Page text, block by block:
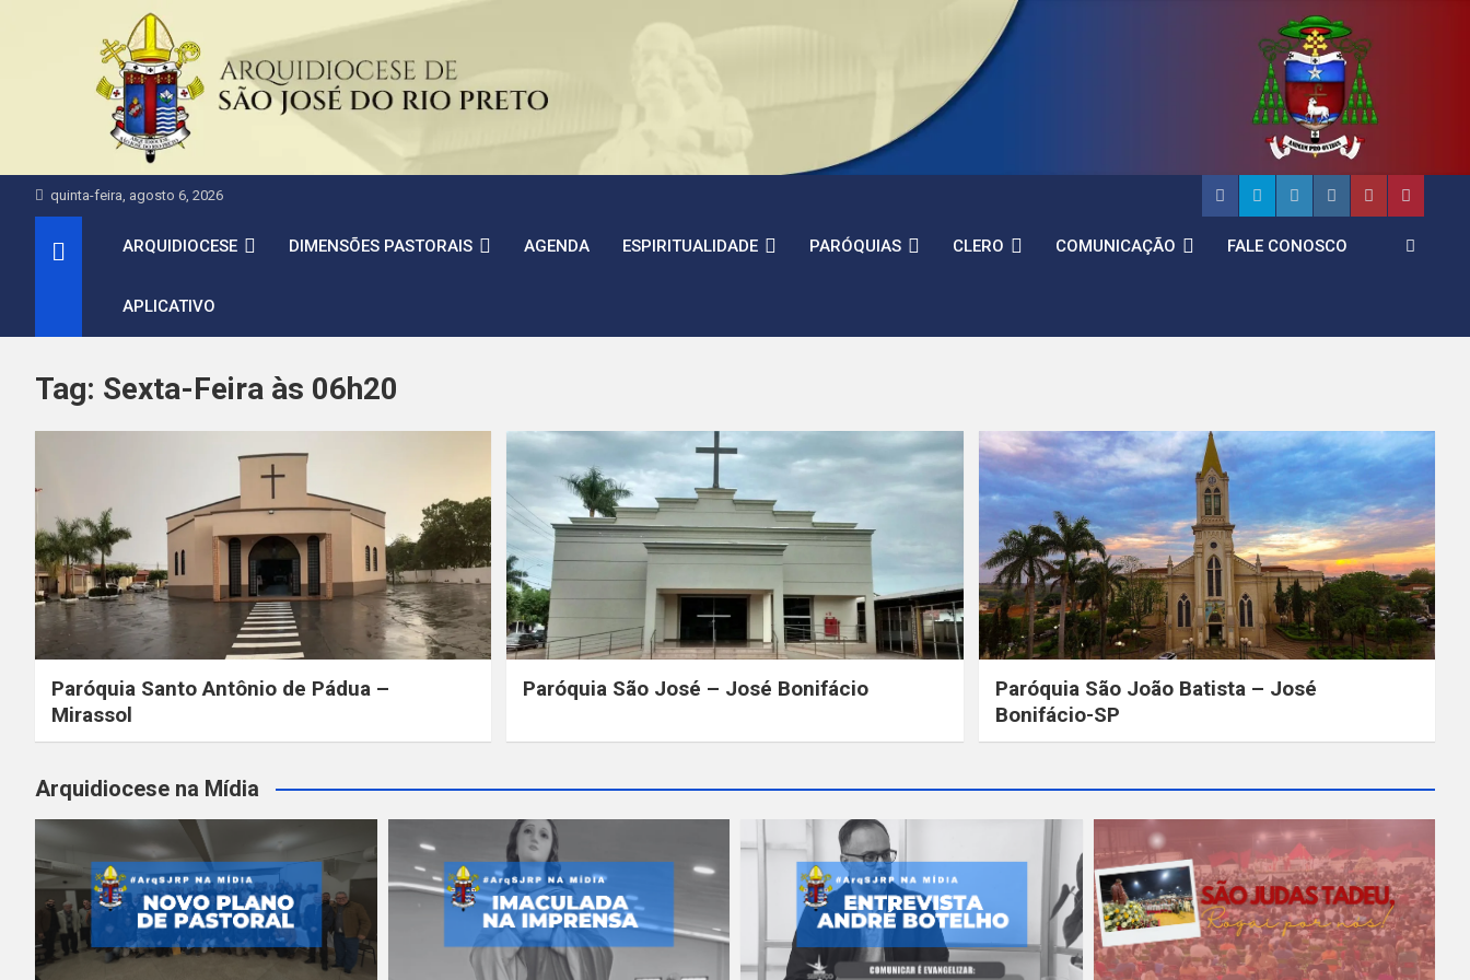
quinta-feira, agosto 6, 2026
ARQUIDIOCESE DIMENSÕES PASTORAIS AGENDA ESPIRITUALIDADE PARÓQUIAS CLERO COMUNICAÇÃO FALE CONOSCO
APLICATIVO
Tag: Sexta-Feira às 06h20
Paróquia Santo Antônio de Pádua –
Mirassol
Paróquia São José – José Bonifácio
Paróquia São João Batista – José
Bonifácio-SP
Arquidiocese na Mídia